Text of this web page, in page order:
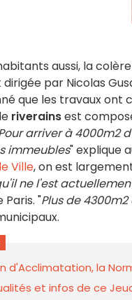
aussi, la
dirigée par Nicolas
que les travaux ont
riverainsest
arriver à 4000m2
immeubles" explique
Ville, on est
ne l'est
Paris. "Plus de
d'Acclimatation, la
et infos de ce